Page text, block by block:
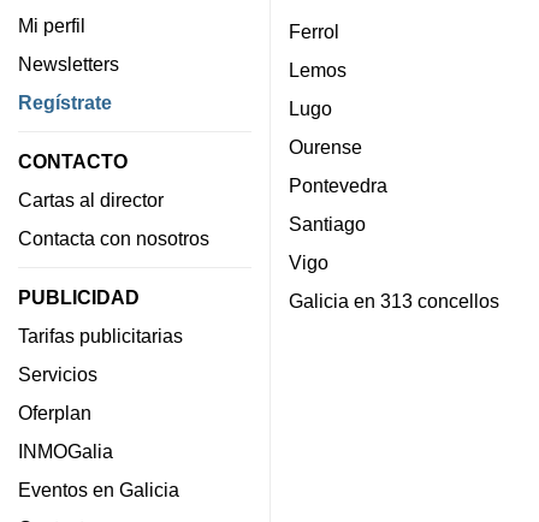
Mi perfil
Newsletters
Regístrate
CONTACTO
Cartas al director
Contacta con nosotros
PUBLICIDAD
Tarifas publicitarias
Servicios
Oferplan
INMOGalia
Eventos en Galicia
Ferrol
Lemos
Lugo
Ourense
Pontevedra
Santiago
Vigo
Galicia en 313 concellos